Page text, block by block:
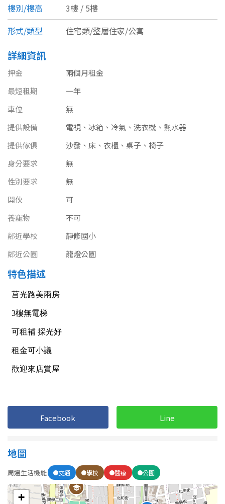
桃園市
新竹市
台中市
彰化縣
南投縣
嘉義市
嘉義縣
台南市
台東縣
花蓮縣
金門連江
類型(可複選)
不拘 公寓 電梯大樓
別墅
坪數
不拘
20~30 坪
60~70 坪
樓層
不拘
1樓
5~10樓 11~20樓
~ 樓
樓別/樓高
3樓 / 5樓
形式/類型
住宅類/整層住家/公寓
詳細資訊
押金
兩個月租金
最短租期
一年
車位
無
提供設備
電視、冰箱、冷氣、洗衣機、熱水器
提供傢俱
沙發、床、衣櫃、桌子、椅子
身分要求
無
性別要求
無
開伙
可
養竉物
不可
鄰近學校
靜修國小
鄰近公園
龍燈公園
特色描述
Facebook Line
地圖
周邊生活機能 交通 學校 醫療 公園
+